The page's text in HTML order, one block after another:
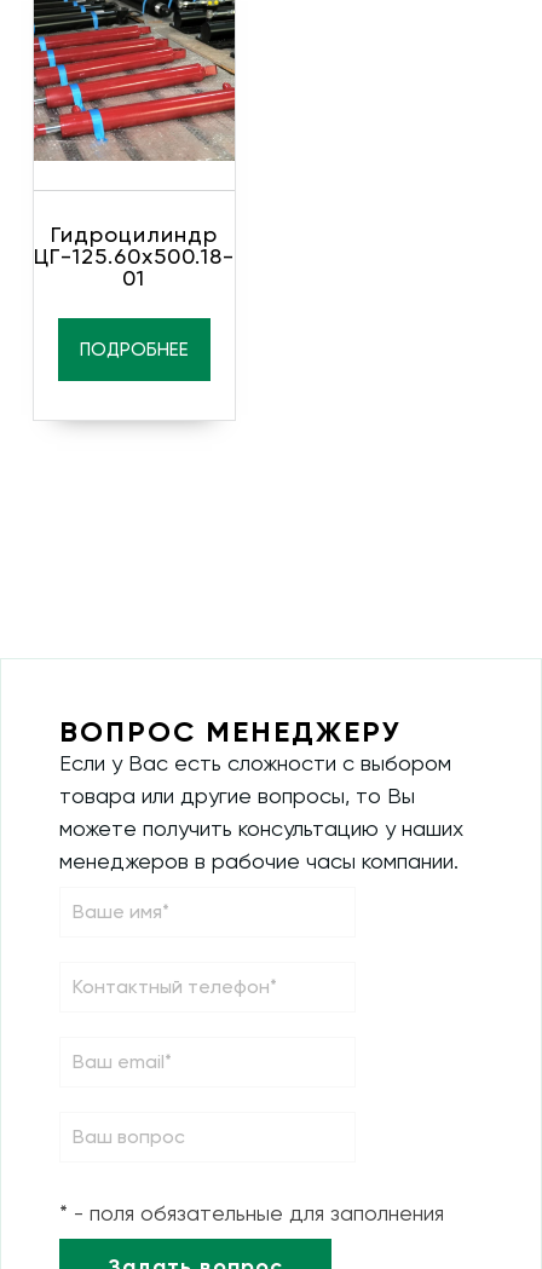
Гидроцилиндр
ЦГ-125.60х500.18-
01
ПОДРОБНЕЕ
ВОПРОС МЕНЕДЖЕРУ
Если у Вас есть сложности с выбором
товара или другие вопросы, то Вы
можете получить консультацию у наших
менеджеров в рабочие часы компании.
* - поля обязательные для заполнения